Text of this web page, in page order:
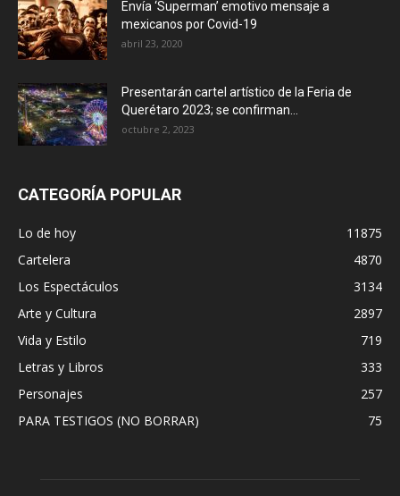
Envía ‘Superman’ emotivo mensaje a
mexicanos por Covid-19
abril 23, 2020
Presentarán cartel artístico de la Feria de
Querétaro 2023; se confirman...
octubre 2, 2023
CATEGORÍA POPULAR
Lo de hoy
11875
Cartelera
4870
Los Espectáculos
3134
Arte y Cultura
2897
Vida y Estilo
719
Letras y Libros
333
Personajes
257
PARA TESTIGOS (NO BORRAR)
75